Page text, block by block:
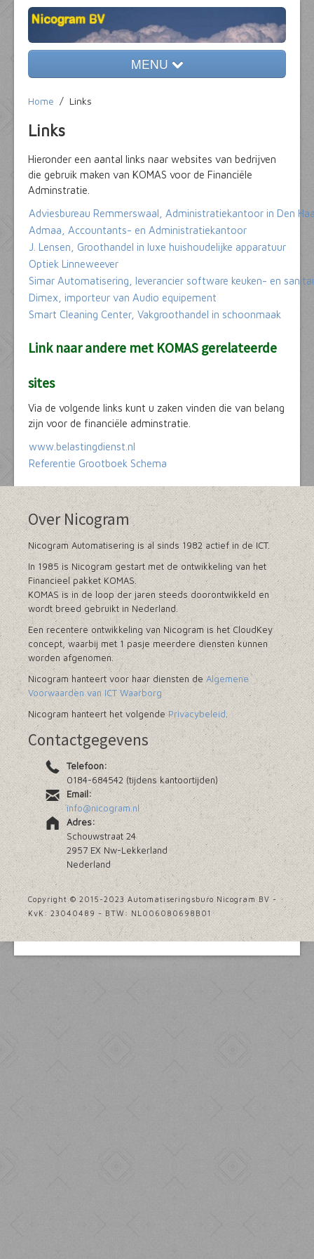
MENU
Diensten
Contact
Nieuws
Home / Links
Links
Hieronder een aantal links naar websites van bedrijven
die gebruik maken van KOMAS voor de Financiële
Adminstratie.
Adviesbureau Remmerswaal, Administratiekantoor in Den
Admaa, Accountants- en Administratiekantoor
J. Lensen, Groothandel in luxe huishoudelijke apparatuur
Optiek Linneweever
Simar Automatisering, leverancier software keuken- en
Dimex, importeur van Audio equipement
Smart Cleaning Center, Vakgroothandel in schoonmaak
Link naar andere met KOMAS gerelateerde
sites
Via de volgende links kunt u zaken vinden die van belang
zijn voor de financiële adminstratie.
www.belastingdienst.nl
Referentie Grootboek Schema
Over Nicogram
Nicogram Automatisering is al sinds 1982 actief in de ICT.
In 1985 is Nicogram gestart met de ontwikkeling van het
Financieel pakket KOMAS.
KOMAS is in de loop der jaren steeds doorontwikkeld en
wordt breed gebruikt in Nederland.
Een recentere ontwikkeling van Nicogram is het CloudKey
concept, waarbij met 1 pasje meerdere diensten kunnen
worden afgenomen.
Nicogram hanteert voor haar diensten deAlgemene
Voorwaarden van ICT Waarborg
Nicogram hanteert het volgendePrivacybeleid.
Contactgegevens
Telefoon:
0184-684542 (tijdens kantoortijden)
Email:
info@nicogram.nl
Adres:
Schouwstraat 24
2957 EX Nw-Lekkerland
Nederland
Copyright © 2015-2023 Automatiseringsburo Nicogram BV -
KvK: 23040489 - BTW: NL006080698B01